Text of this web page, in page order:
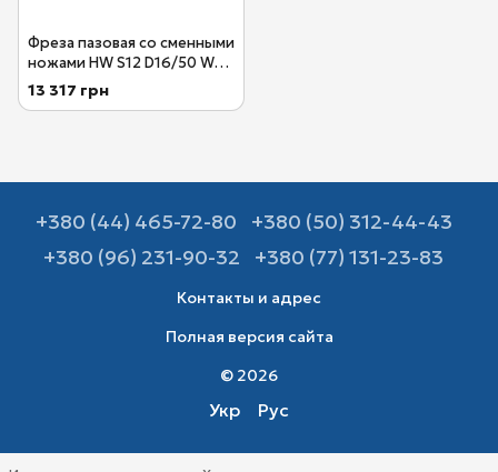
Фреза пазовая со сменными
ножами HW S12 D16/50 WP
Festool 497454
13 317 грн
+380 (44) 465-72-80
+380 (50) 312-44-43
+380 (96) 231-90-32
+380 (77) 131-23-83
Контакты и адрес
Полная версия сайта
© 2026
Укр Рус